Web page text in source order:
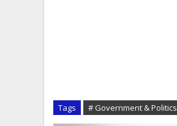
Tags # Government & Politics